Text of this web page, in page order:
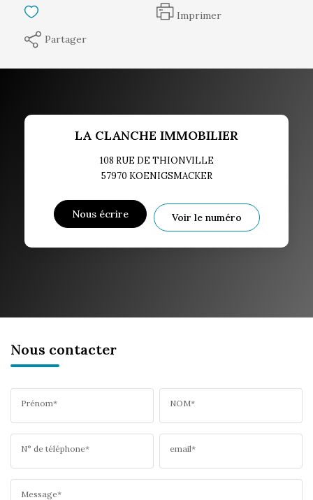
Imprimer
Partager
LA CLANCHE IMMOBILIER
108 RUE DE THIONVILLE
57970 KOENIGSMACKER
Nous écrire Voir le numéro
Nous contacter
Prénom* NOM*
N° de téléphone* email*
Message*